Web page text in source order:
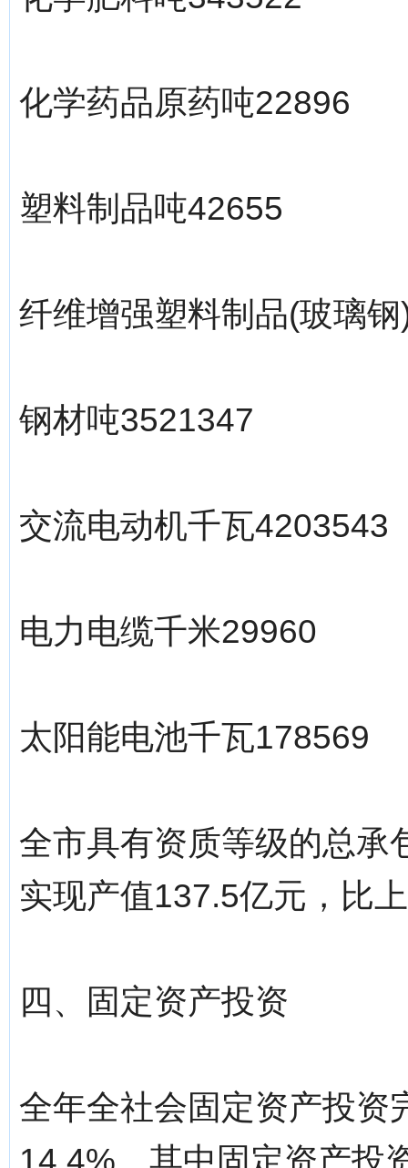
化学药品原药吨22896
塑料制品吨42655
纤维增强塑料制品(玻璃
钢材吨3521347
交流电动机千瓦4203543
电力电缆千米29960
太阳能电池千瓦178569
全市具有资质等级的总承
实现产值137.5亿元，比
四、固定资产投资
全年全社会固定资产投资
14.4%。其中固定资产投